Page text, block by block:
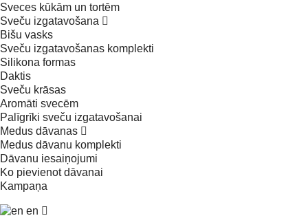
Sveces kūkām un tortēm
Sveču izgatavošana
Bišu vasks
Sveču izgatavošanas komplekti
Silikona formas
Daktis
Sveču krāsas
Aromāti svecēm
Palīgrīki sveču izgatavošanai
Medus dāvanas
Medus dāvanu komplekti
Dāvanu iesaiņojumi
Ko pievienot dāvanai
Kampaņa
en